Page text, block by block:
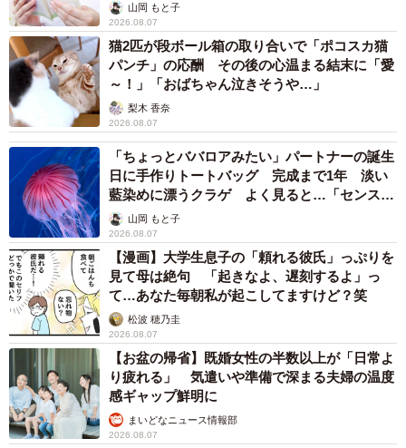
どんなにイヤな対応をされても、その人と一緒に仕事をす
るわけじゃないし2度と会わない人がほとんどなので気にし
ないのが1番です！
＜オムニウッチーさん関連情報＞
▽Instagram
https://www.instagram.com/omni_uttii821/
▽ブログ
https://omniuttii.nbblog.jp/
山岡 もと子
2026.08.07
猫2匹が段ボール箱の取り合いで「ポコスカ猫
パンチ」の応酬 その後の心温まる結末に「愛
～！」「おばちゃん泣きそうや…」
梨木 香奈
2026.08.07
「ちょっとババロアみたい」パートナーの誕生
日に手作りトートバッグ 完成まで1年 淡い
藍染めに漂うクラゲ よく見ると…「センスす
ごい」山岡 もと子
2026.08.07
【漫画】大学生息子の「頼れる彼氏」っぷりを
見て母は絶句 「起きなよ、遅刻するよ」っ
て…あなた毎朝私が起こしてますけど？笑
松波 穂乃圭
2026.08.07
【お盆の帰省】既婚女性の半数以上が「日常よ
り疲れる」 気遣いや準備で深まる夫婦の温度
感ギャップ鮮明に
まいどなニュース情報部
2026.08.07